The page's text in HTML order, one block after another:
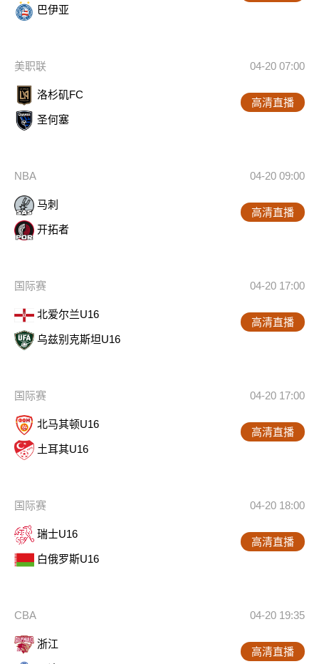
巴伊亚
美职联 04-20 07:00
洛杉矶FC
圣何塞
高清直播
NBA 04-20 09:00
马刺
开拓者
高清直播
国际赛 04-20 17:00
北爱尔兰U16
乌兹别克斯坦U16
高清直播
国际赛 04-20 17:00
北马其顿U16
土耳其U16
高清直播
国际赛 04-20 18:00
瑞士U16
白俄罗斯U16
高清直播
CBA 04-20 19:35
浙江
高清直播